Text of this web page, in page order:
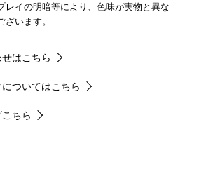
レイの明暗等により、色味が実物と異な
ざいます。
はこちら
ついてはこちら
ちら